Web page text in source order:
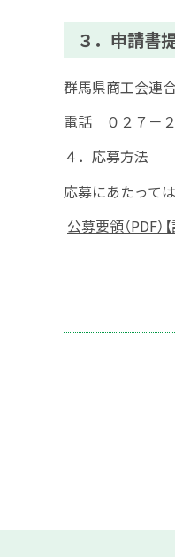
３．申請書
群馬県商工会連
電話 ０２７－
４．応募方法
応募にあたって
公募要領（PDF）